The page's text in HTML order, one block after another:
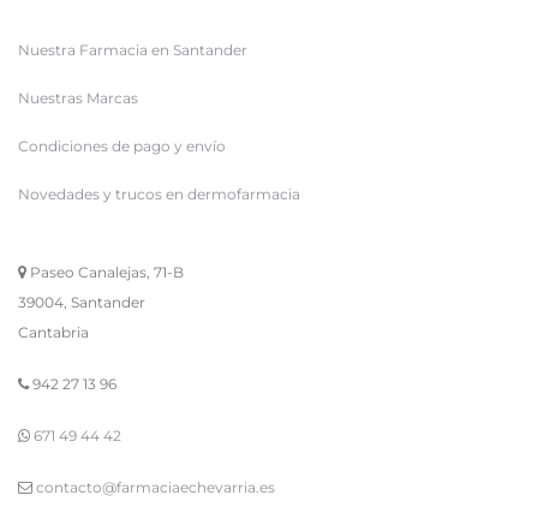
Nuestra Farmacia en Santander
Nuestras Marcas
Condiciones de pago y envío
Novedades y trucos en dermofarmacia
Paseo Canalejas, 71-B
39004, Santander
Cantabria
942 27 13 96
671 49 44 42
contacto@farmaciaechevarria.es